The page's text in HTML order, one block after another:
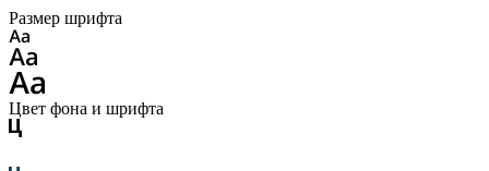
Размер шрифта
Цвет фона и шрифта